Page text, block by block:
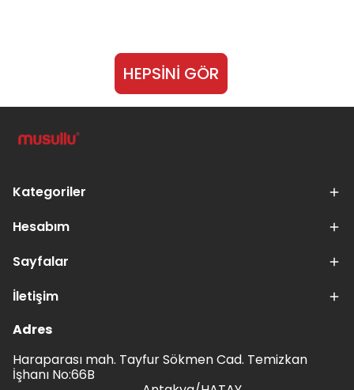
HEPSİNİ GÖR
Kategoriler
Hesabım
Sayfalar
İletişim
Adres
Haraparası mah. Tayfur Sökmen Cad. Temizkan
İşhanı No:66B